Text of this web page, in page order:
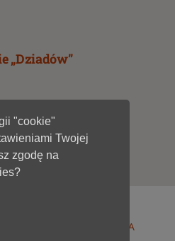
„Dziadów”
1
Biblioteka Publiczna im. A
"cookie"
Twojej
zgodę na